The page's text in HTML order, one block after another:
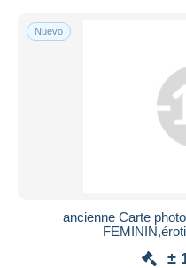
Nuevo
ancienne Carte
±